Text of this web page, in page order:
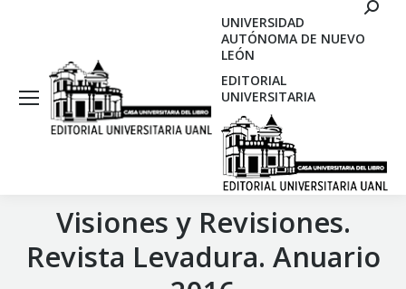
UNIVERSIDAD
AUTÓNOMA DE NUEVO
LEÓN
EDITORIAL
UNIVERSITARIA
Visiones y Revisiones.
Revista Levadura. Anuario